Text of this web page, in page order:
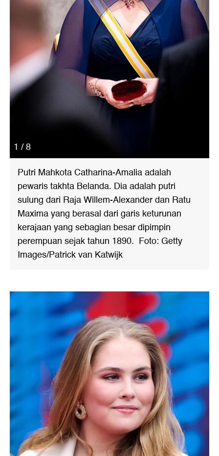
1 / 8
Putri Mahkota Catharina-Amalia adalah
pewaris takhta Belanda. Dia adalah putri
sulung dari Raja Willem-Alexander dan Ratu
Maxima yang berasal dari garis keturunan
kerajaan yang sebagian besar dipimpin
perempuan sejak tahun 1890. Foto: Getty
Images/Patrick van Katwijk